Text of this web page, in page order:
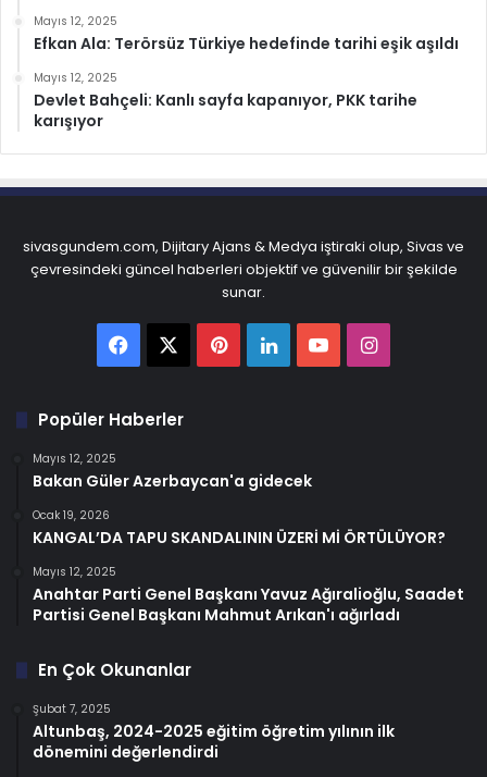
Mayıs 12, 2025
Efkan Ala: Terörsüz Türkiye hedefinde tarihi eşik aşıldı
Mayıs 12, 2025
Devlet Bahçeli: Kanlı sayfa kapanıyor, PKK tarihe
karışıyor
sivasgundem.com, Dijitary Ajans & Medya iştiraki olup, Sivas ve
çevresindeki güncel haberleri objektif ve güvenilir bir şekilde
sunar.
FacebookPinterest
LinkedInYouTubeInstagram
Popüler Haberler
Mayıs 12, 2025
Bakan Güler Azerbaycan'a gidecek
Ocak 19, 2026
KANGAL’DA TAPU SKANDALININ ÜZERİ Mİ ÖRTÜLÜYOR?
Mayıs 12, 2025
Anahtar Parti Genel Başkanı Yavuz Ağıralioğlu, Saadet
Partisi Genel Başkanı Mahmut Arıkan'ı ağırladı
En Çok Okunanlar
Şubat 7, 2025
Altunbaş, 2024-2025 eğitim öğretim yılının ilk
dönemini değerlendirdi